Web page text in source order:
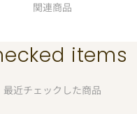
関連商品
items
最近チェックした商品